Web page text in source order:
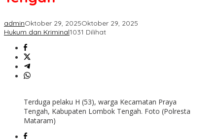
adminOktober 29, 2025Oktober 29, 2025
Hukum dan Kriminal1031 Dilihat
Terduga pelaku H (53), warga Kecamatan Praya
Tengah, Kabupaten Lombok Tengah. Foto (Polresta
Mataram)